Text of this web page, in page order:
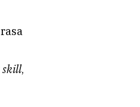
skill,